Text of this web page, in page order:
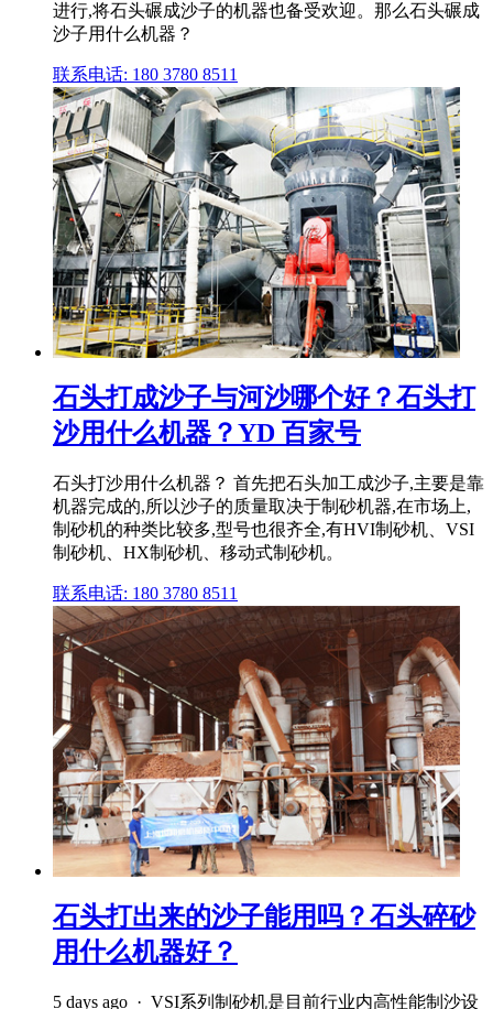
进行,将石头碾成沙子的机器也备受欢迎。那么石头碾成
沙子用什么机器？
联系电话: 180 3780 8511
石头打成沙子与河沙哪个好？石头打
沙用什么机器？YD 百家号
石头打沙用什么机器？ 首先把石头加工成沙子,主要是靠
机器完成的,所以沙子的质量取决于制砂机器,在市场上,
制砂机的种类比较多,型号也很齐全,有HVI制砂机、VSI
制砂机、HX制砂机、移动式制砂机。
联系电话: 180 3780 8511
石头打出来的沙子能用吗？石头碎砂
用什么机器好？
5 days ago · VSI系列制砂机是目前行业内高性能制沙设